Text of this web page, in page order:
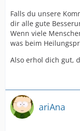
Falls du unsere
dir alle gute
Wenn viele
was beim
Also erhol dich gut,
ariAna